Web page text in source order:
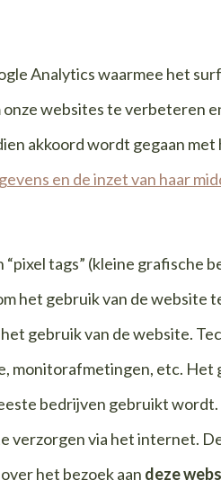
Analytics waarmee het
websites te verbeteren
akkoord wordt gegaan
en de inzet van haar
“pixel tags” (kleine grafische
het gebruik van de website
gebruik van de website.
etc. Het
bedrijven gebruikt
verzorgen via het internet.
het bezoek aan deze